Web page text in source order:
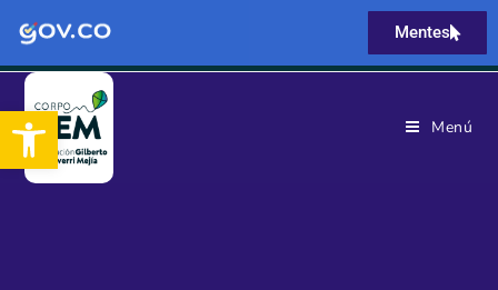
Abrir barra de herramientas
Mentes
Menú